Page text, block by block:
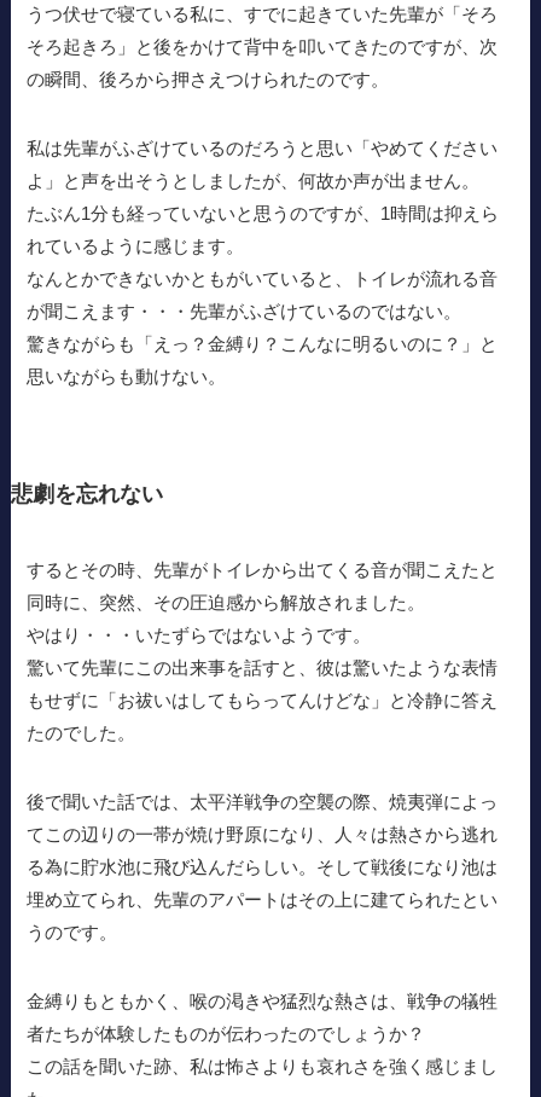
うつ伏せで寝ている私に、すでに起きていた先輩が「そろ
そろ起きろ」と後をかけて背中を叩いてきたのですが、次
の瞬間、後ろから押さえつけられたのです。
私は先輩がふざけているのだろうと思い「やめてください
よ」と声を出そうとしましたが、何故か声が出ません。
たぶん1分も経っていないと思うのですが、1時間は抑えら
れているように感じます。
なんとかできないかともがいていると、トイレが流れる音
が聞こえます・・・先輩がふざけているのではない。
驚きながらも「えっ？金縛り？こんなに明るいのに？」と
思いながらも動けない。
悲劇を忘れない
するとその時、先輩がトイレから出てくる音が聞こえたと
同時に、突然、その圧迫感から解放されました。
やはり・・・いたずらではないようです。
驚いて先輩にこの出来事を話すと、彼は驚いたような表情
もせずに「お祓いはしてもらってんけどな」と冷静に答え
たのでした。
後で聞いた話では、太平洋戦争の空襲の際、焼夷弾によっ
てこの辺りの一帯が焼け野原になり、人々は熱さから逃れ
る為に貯水池に飛び込んだらしい。そして戦後になり池は
埋め立てられ、先輩のアパートはその上に建てられたとい
うのです。
金縛りもともかく、喉の渇きや猛烈な熱さは、戦争の犠牲
者たちが体験したものが伝わったのでしょうか？
この話を聞いた跡、私は怖さよりも哀れさを強く感じまし